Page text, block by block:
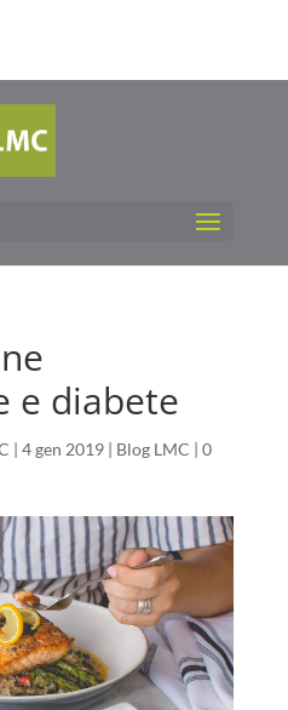
e diabete
| 4 gen 2019| Blog LMC | 0